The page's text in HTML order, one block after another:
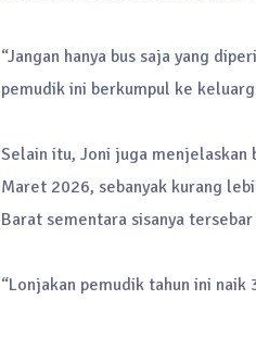
“Jangan hanya bus saja yang
pemudik ini berkumpul ke
Selain itu, Joni juga menjelaskan
Maret 2026, sebanyak kurang
Barat sementara sisanya
“Lonjakan pemudik tahun ini